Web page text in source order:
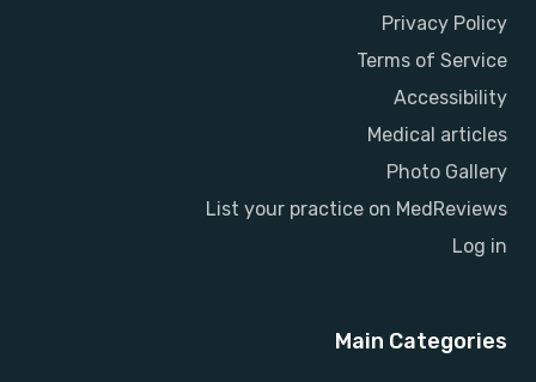
Privacy Policy
Terms of Service
Accessibility
Medical articles
Photo Gallery
List your practice on MedReviews
Log in
Main Categories